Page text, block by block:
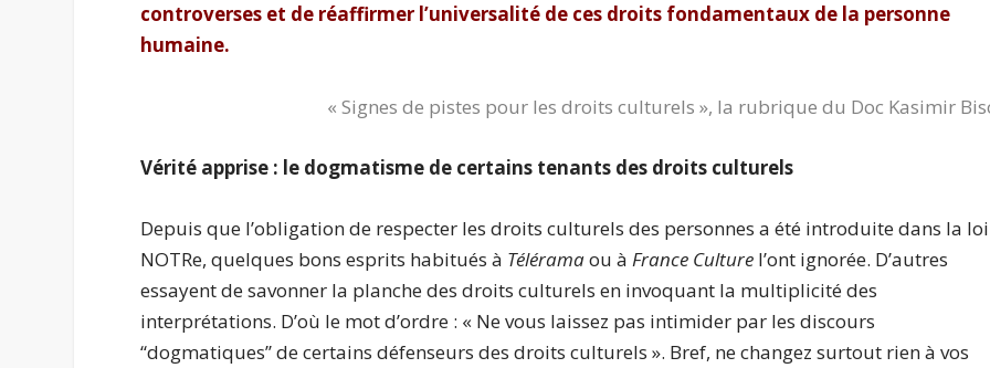
controverses et de réaffirmer l’universalité de ces droits fondamentaux de la personne
humaine.
« Signes de pistes pour les droits culturels », la rubrique du Doc Kasimir
Vérité apprise : le dogmatisme de certains tenants des droits culturels
Depuis que l’obligation de respecter les droits culturels des personnes a été introduite dans la loi
NOTRe, quelques bons esprits habitués à Téléramaou àFrance Culture l’ont ignorée. D’autres
essayent de savonner la planche des droits culturels en invoquant la multiplicité des
interprétations. D’où le mot d’ordre : « Ne vous laissez pas intimider par les discours
‘‘dogmatiques’’ de certains défenseurs des droits culturels ». Bref, ne changez surtout rien à vos